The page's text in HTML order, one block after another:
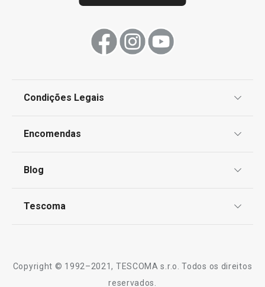
Condições Legais
Livro de Reclamações
Encomendas
Perguntas Frequentes
Blog
Tescoma
Copyright © 1992–2021, TESCOMA s.r.o. Todos os direitos
reservados.